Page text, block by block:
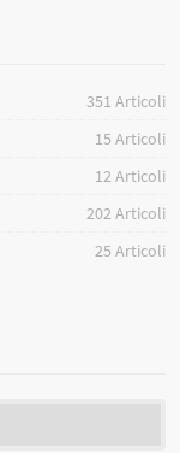
351 Articoli
15 Articoli
12Articoli
202Articoli
25 Articoli